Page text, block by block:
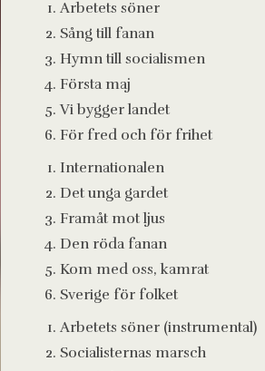
Arbetets söner
Sång till fanan
Hymn till socialismen
Första maj
Vi bygger landet
För fred och för frihet
Internationalen
Det unga gardet
Framåt mot ljus
Den röda fanan
Kom med oss, kamrat
Sverige för folket
Arbetets söner (instrumental)
Socialisternas marsch